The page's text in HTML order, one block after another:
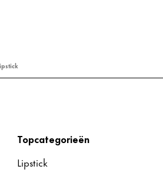
Topcategorieën
Lipstick